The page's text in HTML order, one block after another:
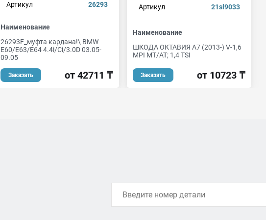
Артикул
26293
Наименование
26293F_муфта кардана!\ BMW
E60/E63/E64 4.4i/Ci/3.0D 03.05-
09.05
Заказать от 42711 ₸
Артикул
21sl9033
Наименование
ШКОДА ОКТАВИЯ А7 (2013-) V-1,6
MPI МТ/AT; 1,4 TSI
Заказать от 10723 ₸